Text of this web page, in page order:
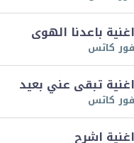
اغنية باعدنا الهوى
فور كاتس
اغنية تبقى عني بعيد
فور كاتس
اغنية اشرح